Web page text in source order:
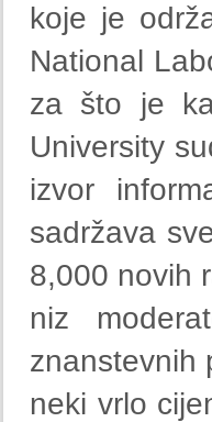
koje je
National
za što je
University
izvor
sadržava
8,000 novih
niz
znanstevnih
neki vrlo